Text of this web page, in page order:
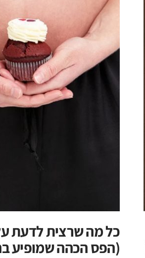
כל מה שרצית לדעת
(הפס הכהה שמופיע